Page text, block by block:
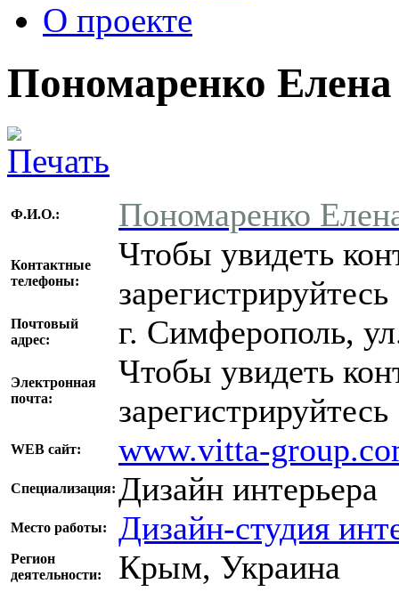
О проекте
Пономаренко
Ф.И.О.: Пономаренко
Контактные
телефоны:
Чтобы увидеть
зарегистрируйтесь
Почтовый
адрес:
г. Симферополь,
Электронная
почта:
Чтобы увидеть
зарегистрируйтесь
WEB сайт: www.vitta-
Специализация: Дизайн интерьера
Место работы: Дизайн-студия
Регион
деятельности:
Крым, Украина